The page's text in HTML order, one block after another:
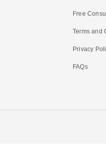
Free
Terms and
Privacy
FAQs